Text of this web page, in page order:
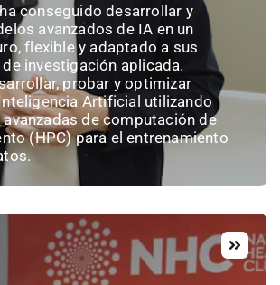
conseguido desarrollar y
avanzados de IA en un
flexible y adaptado a sus
investigación aplicada.
probar y optimizar
Artificial utilizando
de computación de
(HPC) para el entrenamiento